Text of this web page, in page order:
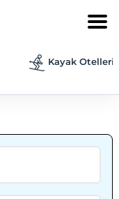
Kayak Otelleri